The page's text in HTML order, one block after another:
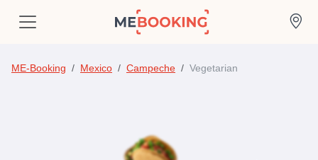
ME-Booking Mexico Campeche Vegetarian